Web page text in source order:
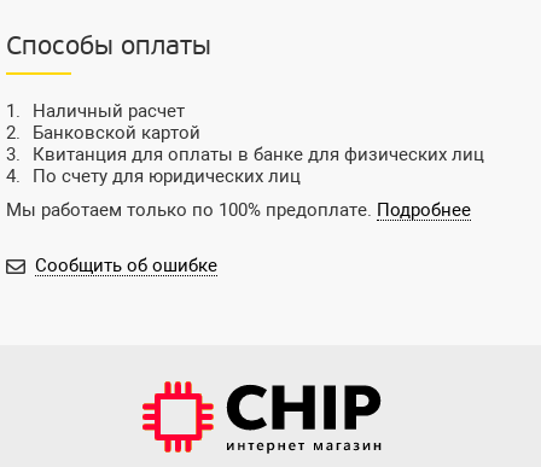
Способы оплаты
Наличный расчет
Банковской картой
Квитанция для оплаты в банке для физических лиц
По счету для юридических лиц
Мы работаем только по 100% предоплате. Подробнее
Сообщить об ошибке